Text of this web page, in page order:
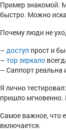
Пример знакомой:
быстро. Можно
Почему люди не
– доступ прост и
– тор зеркало
– Саппорт реальна
Я лично
пришло мгновенно.
Самое важное, что
включается.